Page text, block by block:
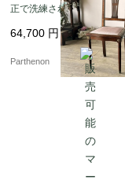
正で洗練された空気感
を纏ったサロンチェア
【7099】
64,700 円
Parthenon